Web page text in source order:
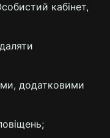
кабінет,
додатковими